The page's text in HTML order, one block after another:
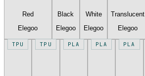
Red
Elegoo
Black
Elegoo
White
Elegoo
Translucent
Elegoo
TPU TPU PLA PLA PLA